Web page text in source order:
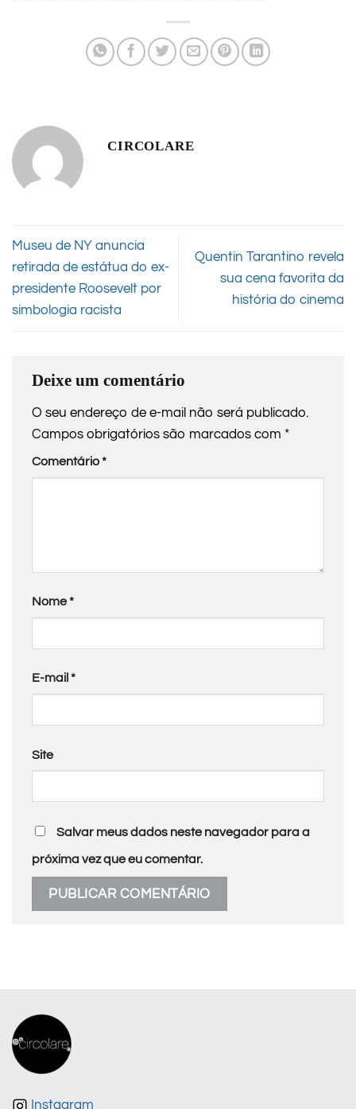
CIRCOLARE
Museu de NY anuncia
retirada de estátua do ex-
presidente Roosevelt por
simbologia racista
Quentin Tarantino revela
sua cena favorita da
história do cinema
Deixe um comentário
O seu endereço de e-mail não será publicado.
Campos obrigatórios são marcados com *
Comentário*
Nome*
E-mail *
Site
Salvar meus dados neste navegador para a
próxima vez que eu comentar.
Instagram